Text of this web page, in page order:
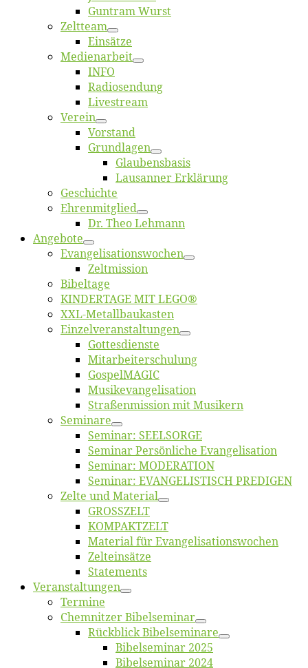
Gun­tram Wurst
Zelt­team
Ein­sät­ze
Me­di­en­ar­beit
INFO
Ra­dio­sen­dung
Live­stream
Ver­ein
Vor­stand
Grund­la­gen
Glaubens­ba­sis
Lausan­ner Erklärung
Ge­schich­te
Eh­ren­mit­glied
Dr. Theo Lehmann
An­ge­bo­te
Evangelisa­tions­wo­chen
Zelt­mis­si­on
Bi­bel­ta­ge
KINDERTAGE MIT LEGO®
XXL-Me­­tal­l­­bau­­kas­­ten
Einzelver­an­stal­tungen
Got­tes­diens­te
Mitarbeiter­schulung
Gos­pel­MA­GIC
Musikevan­ge­li­sa­tion
Straßenmis­sion mit Musikern
Se­mi­na­re
Se­mi­nar: SEELSORGE
Se­mi­nar Per­sön­li­che Evangelisation
Se­mi­nar: MODERATION
Se­mi­nar: EVANGELISTISCH PREDIGEN
Zel­te und Material
GROSSZELT
KOMPAKTZELT
Ma­te­ri­al für Evangelisationswochen
Zelt­ein­sät­ze
State­ments
Ver­an­stal­tun­gen
Ter­mi­ne
Chemnit­zer Bibelseminar
Rück­blick Bibelseminare
Bi­bel­se­mi­nar 2025
Bi­bel­se­mi­nar 2024